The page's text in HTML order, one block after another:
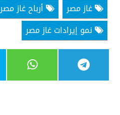
غاز مصر
أرباح غاز مصر
نمو إيرادات غاز مصر